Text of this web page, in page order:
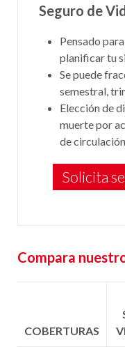
Seguro de
Pensado
planificar tu
Se puede
semestral,
Elección de
muerte por
de
Solicita
Compara
COBERTURAS